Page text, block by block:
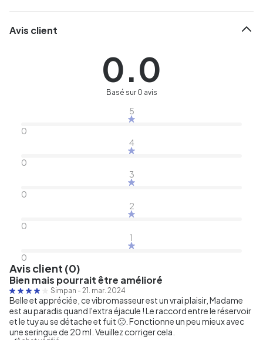
Avis client
0.0
Basé sur 0 avis
5
0
4
0
3
0
2
0
1
0
Avis client (0)
Bien mais pourrait être amélioré
Simpan - 21. mar. 2024
Belle et appréciée, ce vibromasseur est un vrai plaisir, Madame
est au paradis quand l'extra éjacule ! Le raccord entre le réservoir
et le tuyau se détache et fuit 🙁. Fonctionne un peu mieux avec
une seringue de 20 ml. Veuillez corriger cela.